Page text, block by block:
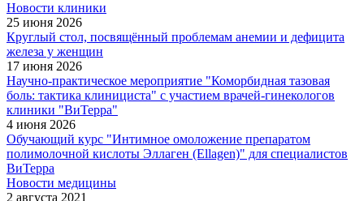
Новости клиники
25 июня 2026
Круглый стол, посвящённый проблемам анемии и дефицита
железа у женщин
17 июня 2026
Научно-практическое мероприятие "Коморбидная тазовая
боль: тактика клинициста" с участием врачей-гинекологов
клиники "ВиТерра"
4 июня 2026
Обучающий курс "Интимное омоложение препаратом
полимолочной кислоты Эллаген (Ellagen)" для специалистов
ВиТерра
Новости медицины
2 августа 2021